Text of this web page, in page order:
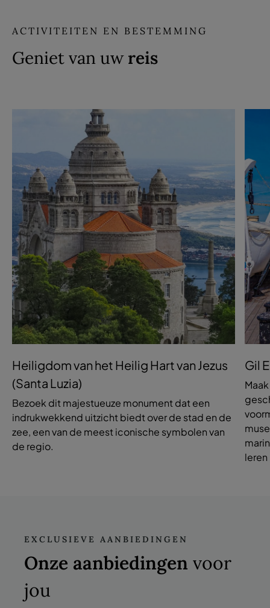
ACTIVITEITEN EN BESTEMMING
Geniet van uwreis
Heiligdom van het Heilig Hart van Jezus
(Santa Luzia)
Bezoek dit majestueuze monument dat een
indrukwekkend uitzicht biedt over de stad en de
zee, een van de meest iconische symbolen van
de regio.
Gil
EXCLUSIEVE AANBIEDINGEN
Onze aanbiedingen voor
jou